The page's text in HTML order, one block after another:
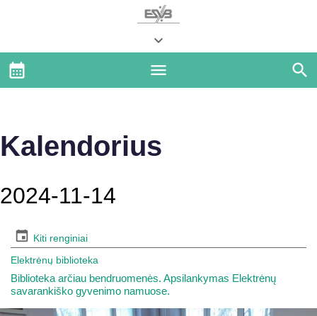
Kalendorius
2024-11-14
Kiti renginiai
Elektrėnų biblioteka
Biblioteka arčiau bendruomenės. Apsilankymas Elektrėnų
savarankiško gyvenimo namuose.